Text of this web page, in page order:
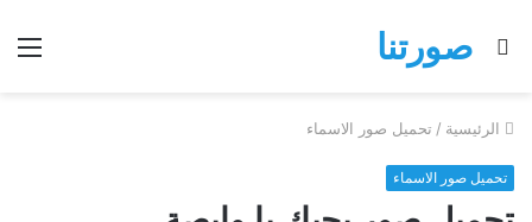
صورتنا
بحث
الرئيسية / تحميل صور الاسماء
تحميل صور الاسماء